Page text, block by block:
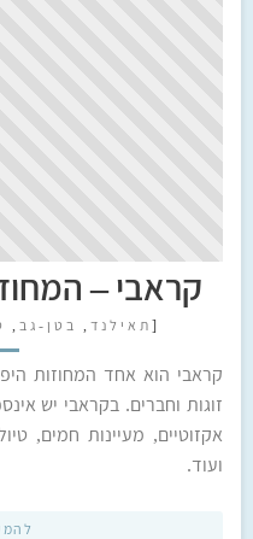
קראבי –
[ תאילנד , בטן-גב ,
קראבי הוא אחד המחוזות
זוגות וחברים. בקראבי יש
אקזוטיים, מעיינות חמים,
ועוד.